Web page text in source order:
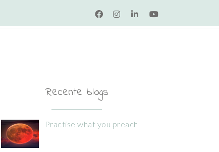
Recente blogs
Practise what you preach